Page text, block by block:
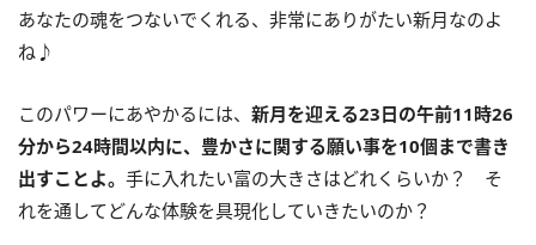
あなたの魂をつないでくれる、非常にありがたい新月なのよ
ね♪
このパワーにあやかるには、 新月を迎える23日の午前11時26
分から24時間以内に、豊かさに関する願い事を10個まで書き
出すことよ。 手に入れたい富の大きさはどれくらいか？ そ
れを通してどんな体験を具現化していきたいのか？